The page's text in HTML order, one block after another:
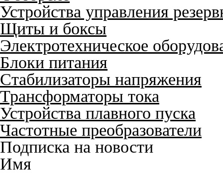
Устройства управления
Щиты и боксы
Электротехническое
Блоки питания
Стабилизаторы напряжения
Трансформаторы тока
Устройства плавного пуска
Частотные преобразователи
Подписка на новости
Имя